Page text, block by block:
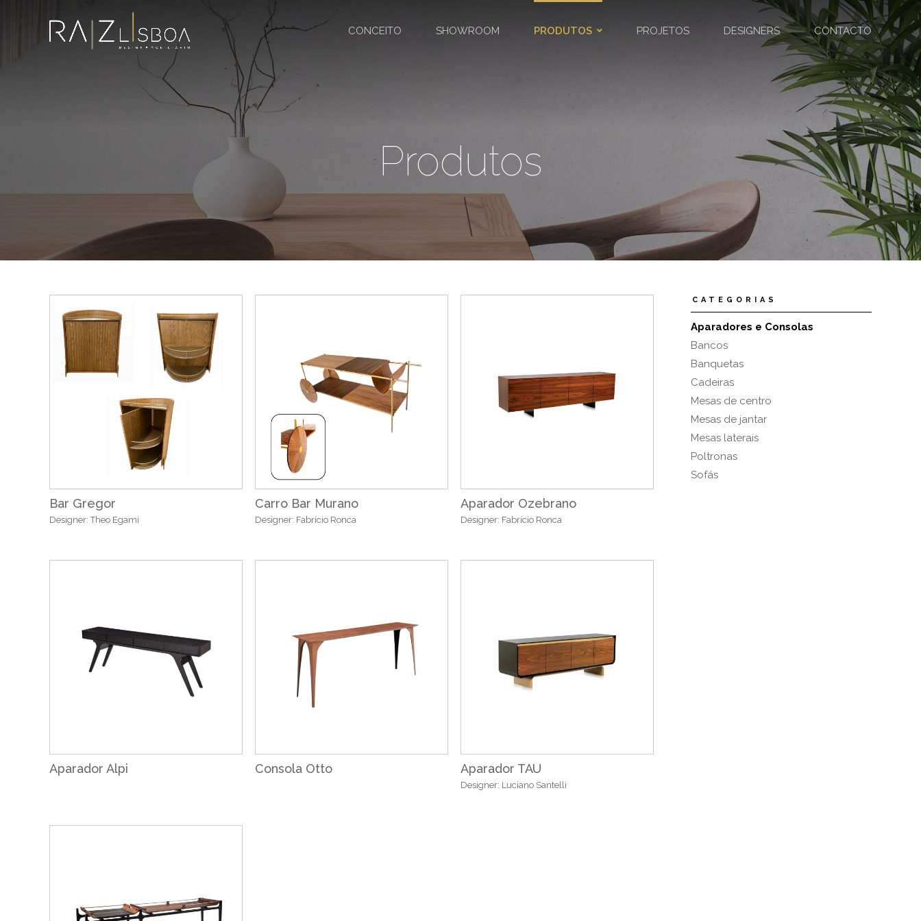
CONCEITO SHOWROOM PRODUTOS PROJETOS DESIGNERS CONTACTO
Produtos
Bar Gregor
Designer: Theo Egami
Carro Bar Murano
Designer: Fabrício Ronca
Aparador Ozebrano
Designer: Fabrício Ronca
Aparador Alpi Consola Otto Aparador TAU
Designer: Luciano Santelli
CATEGORIAS
Aparadores e Consolas
Bancos
Banquetas
Cadeiras
Mesas de centro
Mesas de jantar
Mesas laterais
Poltronas
Sofás